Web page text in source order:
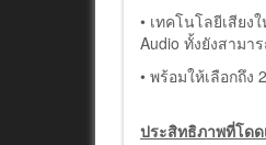
• เทคโนโลยีเสียง
Audio ทั้งยังสามา
• พร้อมให้เลือกถึ
ประสิทธิภาพที่โด